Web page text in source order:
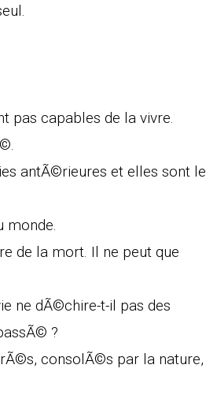
pas capables de la vivre.
antÃ©rieures et elles sont le
monde.
de la mort. Il ne peut que
ne dÃ©chire-t-il pas des
?
consolÃ©s par la nature,